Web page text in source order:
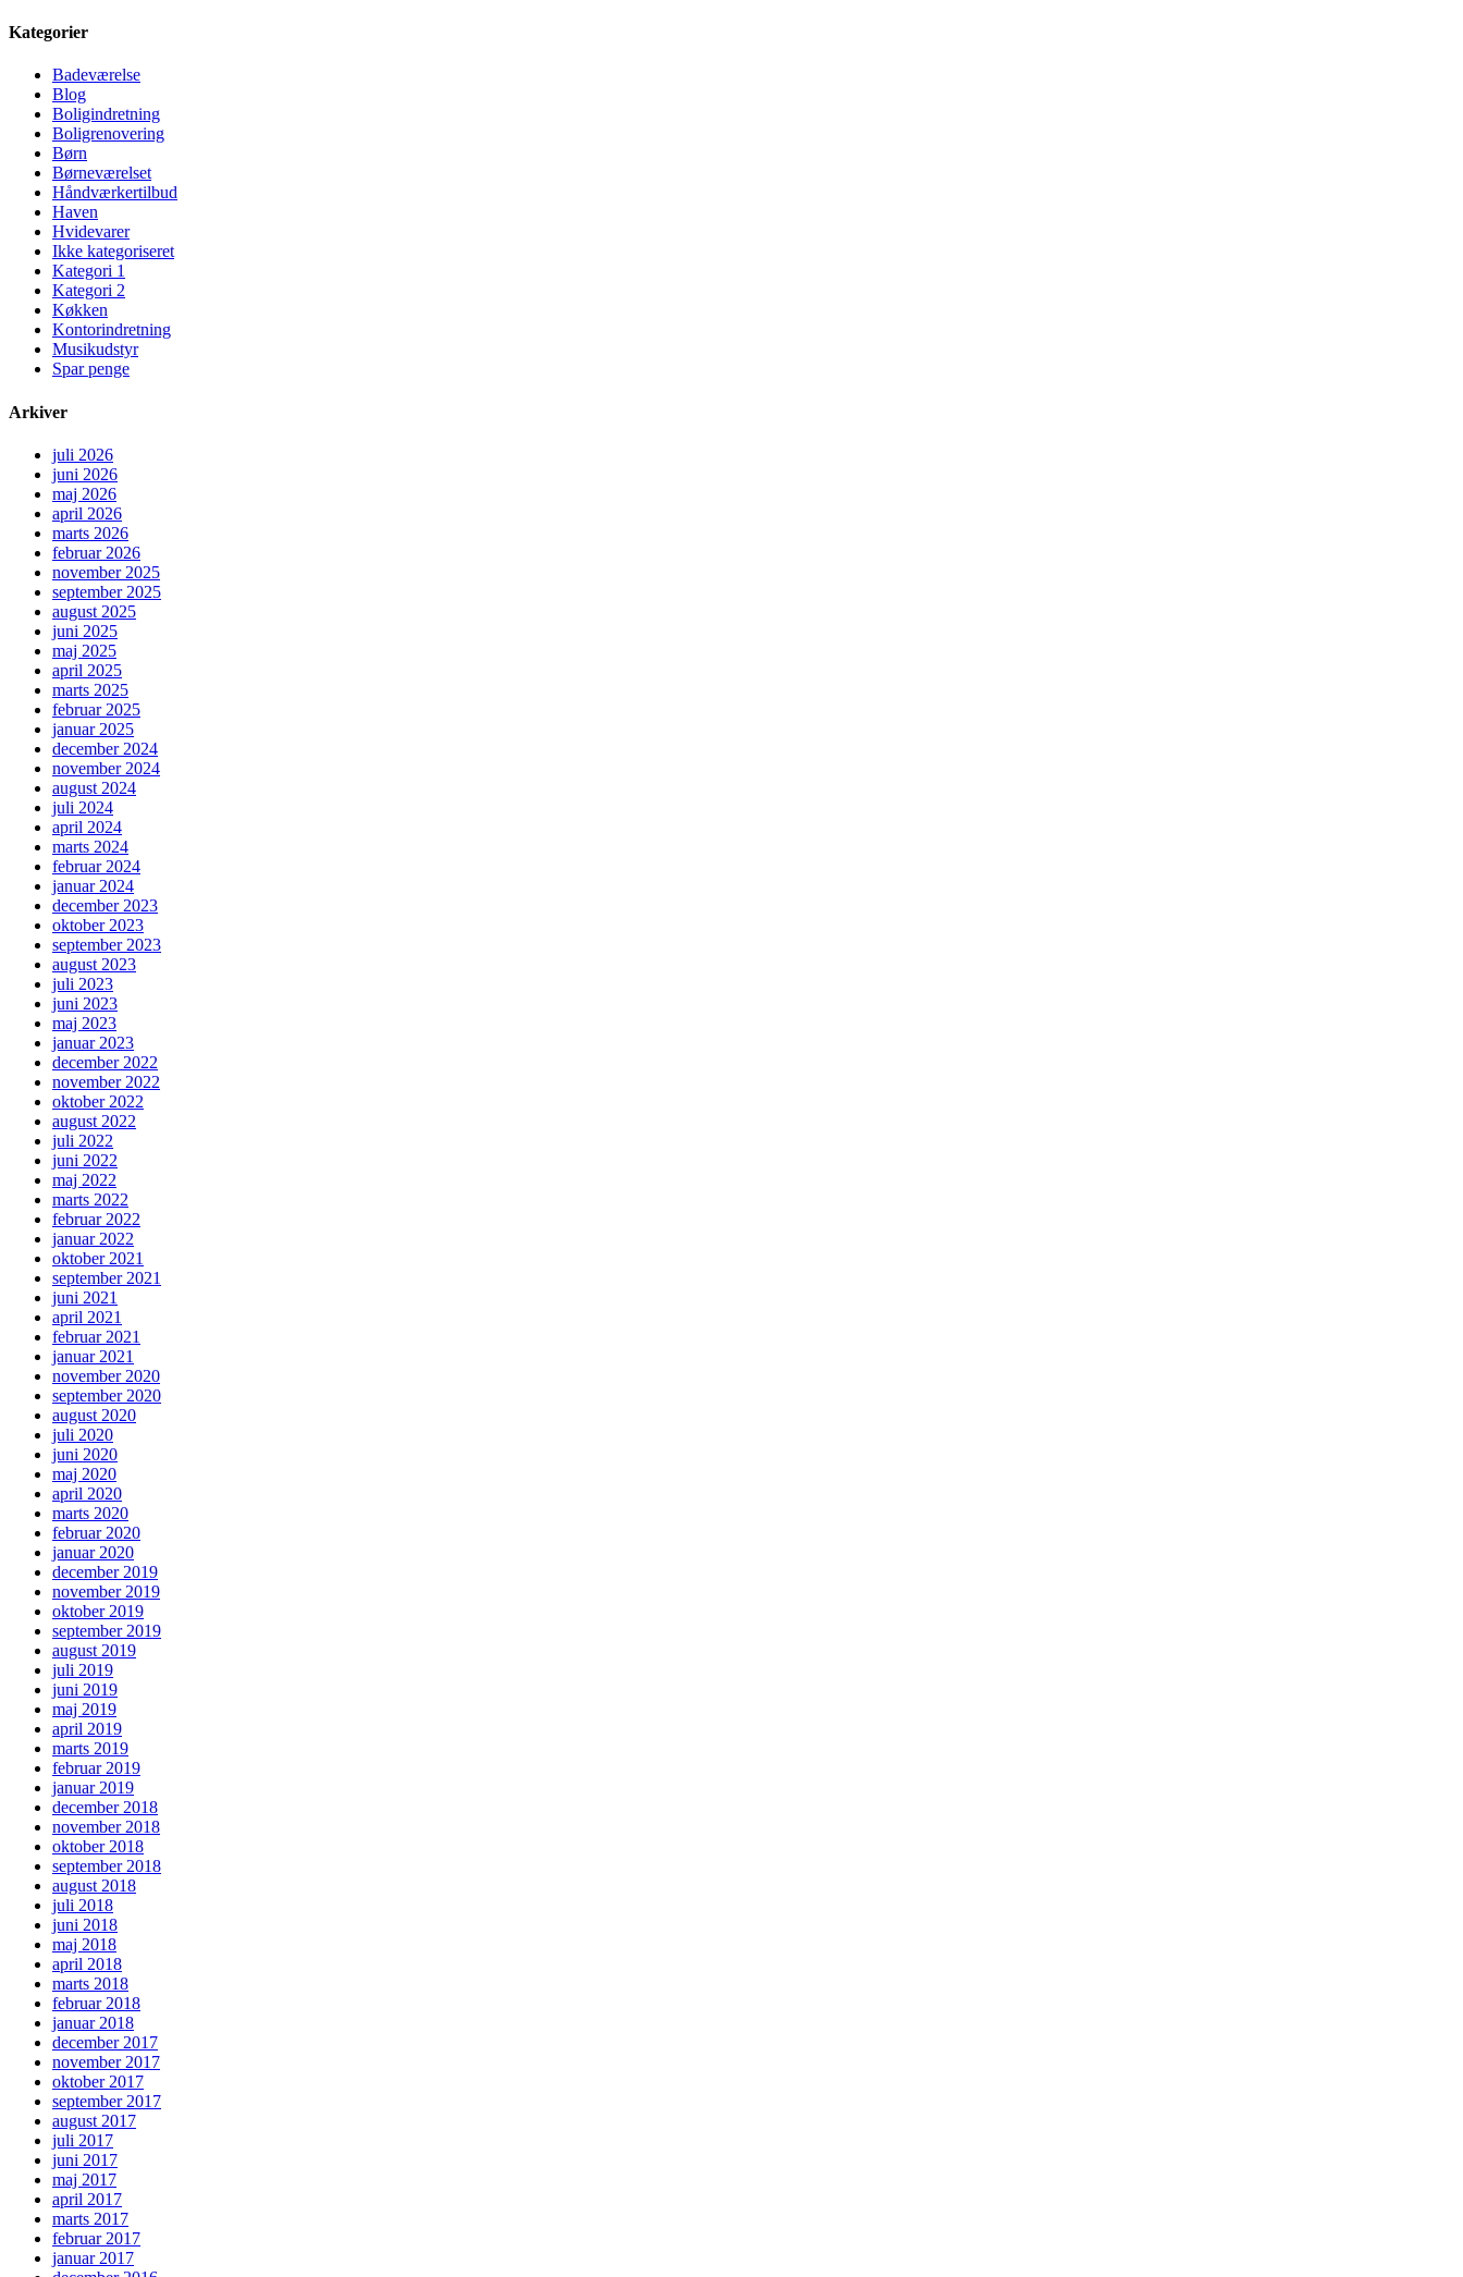
Kategorier
Badeværelse
Blog
Boligindretning
Boligrenovering
Børn
Børneværelset
Håndværkertilbud
Haven
Hvidevarer
Ikke kategoriseret
Kategori 1
Kategori 2
Køkken
Kontorindretning
Musikudstyr
Spar penge
Arkiver
juli 2026
juni 2026
maj 2026
april 2026
marts 2026
februar 2026
november 2025
september 2025
august 2025
juni 2025
maj 2025
april 2025
marts 2025
februar 2025
januar 2025
december 2024
november 2024
august 2024
juli 2024
april 2024
marts 2024
februar 2024
januar 2024
december 2023
oktober 2023
september 2023
august 2023
juli 2023
juni 2023
maj 2023
januar 2023
december 2022
november 2022
oktober 2022
august 2022
juli 2022
juni 2022
maj 2022
marts 2022
februar 2022
januar 2022
oktober 2021
september 2021
juni 2021
april 2021
februar 2021
januar 2021
november 2020
september 2020
august 2020
juli 2020
juni 2020
maj 2020
april 2020
marts 2020
februar 2020
januar 2020
december 2019
november 2019
oktober 2019
september 2019
august 2019
juli 2019
juni 2019
maj 2019
april 2019
marts 2019
februar 2019
januar 2019
december 2018
november 2018
oktober 2018
september 2018
august 2018
juli 2018
juni 2018
maj 2018
april 2018
marts 2018
februar 2018
januar 2018
december 2017
november 2017
oktober 2017
september 2017
august 2017
juli 2017
juni 2017
maj 2017
april 2017
marts 2017
februar 2017
januar 2017